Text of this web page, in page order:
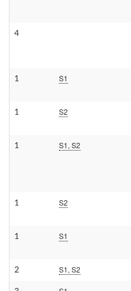
4
1 S1
1 S2
1 S1, S2
1 S2
1 S1
2 S1, S2